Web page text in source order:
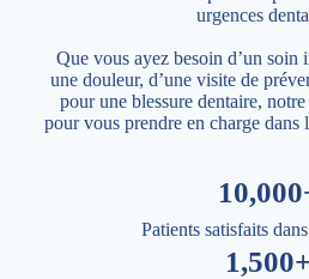
urgences
Que vous ayez besoin d’un soin
une douleur, d’une visite de
pour une blessure dentaire,
pour vous prendre en charge dans
Patients satisfaits
1,500+